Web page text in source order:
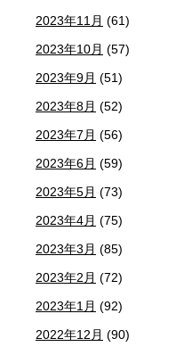
2023年11月 (61)
2023年10月 (57)
2023年9月 (51)
2023年8月 (52)
2023年7月 (56)
2023年6月 (59)
2023年5月 (73)
2023年4月 (75)
2023年3月 (85)
2023年2月 (72)
2023年1月 (92)
2022年12月 (90)